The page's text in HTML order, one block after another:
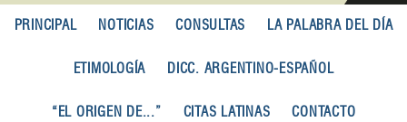
PRINCIPAL NOTICIAS CONSULTAS LA PALABRA DEL DÍA
ETIMOLOGÍA DICC. ARGENTINO-ESPAÑOL
“EL ORIGEN DE...” CITAS LATINAS CONTACTO